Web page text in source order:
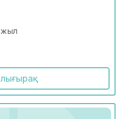
жыл